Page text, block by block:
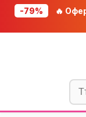
-79% 🔥